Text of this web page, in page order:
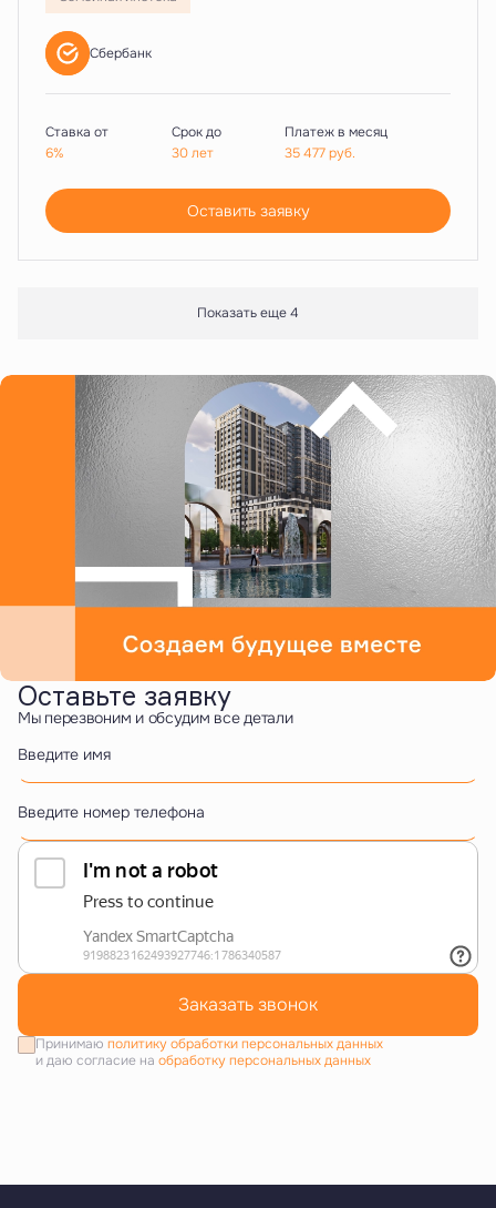
Сбербанк
Ставка от
6%
Срок до
30 лет
Платеж в месяц
35 477руб.
Оставить заявку
Показать еще 4
Оставьте заявку
Мы перезвоним и обсудим все детали
Введите имя
Введите номер телефона
Заказать звонок
Принимаю политику обработки персональных данных
и даю согласие на обработку персональных данных